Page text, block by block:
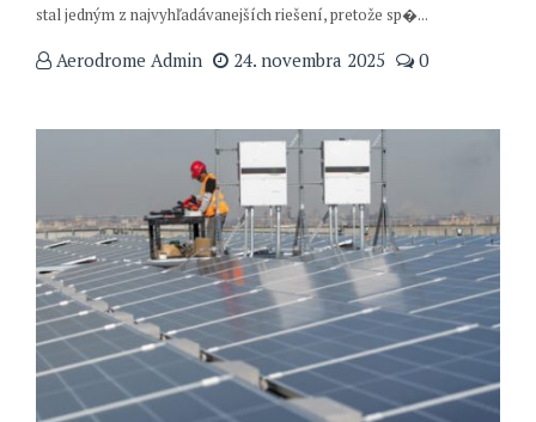
stal jedným z najvyhľadávanejších riešení, pretože sp�...
Aerodrome Admin 24. novembra 2025 0